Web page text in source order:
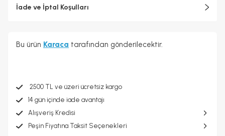
İade ve İptal Koşulları
Bu ürün Karaca tarafından gönderilecektir.
2500 TL ve üzeri ücretsiz kargo
14 gün içinde iade avantajı
Alışveriş Kredisi
Peşin Fiyatına Taksit Seçenekleri